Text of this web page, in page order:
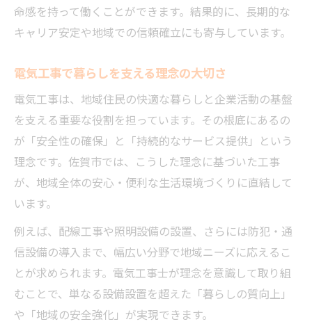
命感を持って働くことができます。結果的に、長期的な
キャリア安定や地域での信頼確立にも寄与しています。
電気工事で暮らしを支える理念の大切さ
電気工事は、地域住民の快適な暮らしと企業活動の基盤
を支える重要な役割を担っています。その根底にあるの
が「安全性の確保」と「持続的なサービス提供」という
理念です。佐賀市では、こうした理念に基づいた工事
が、地域全体の安心・便利な生活環境づくりに直結して
います。
例えば、配線工事や照明設備の設置、さらには防犯・通
信設備の導入まで、幅広い分野で地域ニーズに応えるこ
とが求められます。電気工事士が理念を意識して取り組
むことで、単なる設備設置を超えた「暮らしの質向上」
や「地域の安全強化」が実現できます。